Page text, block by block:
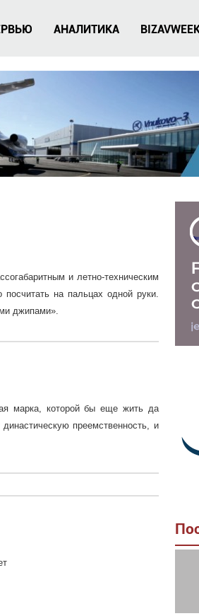
АНАЛИТИКА
и летно-техническим
на пальцах одной руки.
джипами».
марка, которой бы еще жить да
преемственность, и